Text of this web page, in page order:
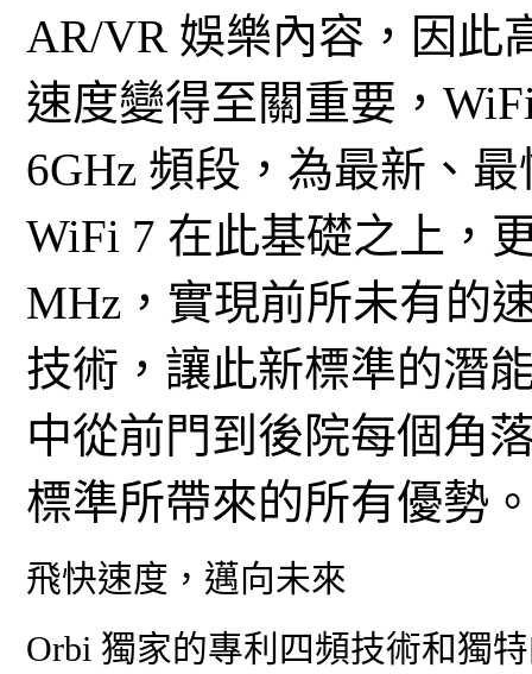
AR/VR 娛樂內容，因此
速度變得至關重要，
6GHz 頻段，為最新、
WiFi 7 在此基礎之上，
MHz，實現前所未有的
技術，讓此新標準的潛
中從前門到後院每個角
標準所帶來的所有優勢
飛快速度，邁向未來
Orbi 獨家的專利四頻技術和獨